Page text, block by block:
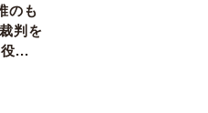
のも
判を
...